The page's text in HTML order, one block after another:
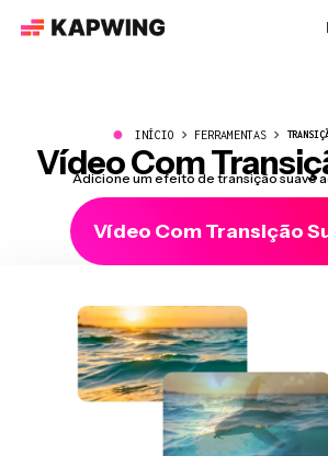
● INÍCIO FERRAMENTAS
Vídeo Com
Adicione um efeito de transição suave
Vídeo Com Transição